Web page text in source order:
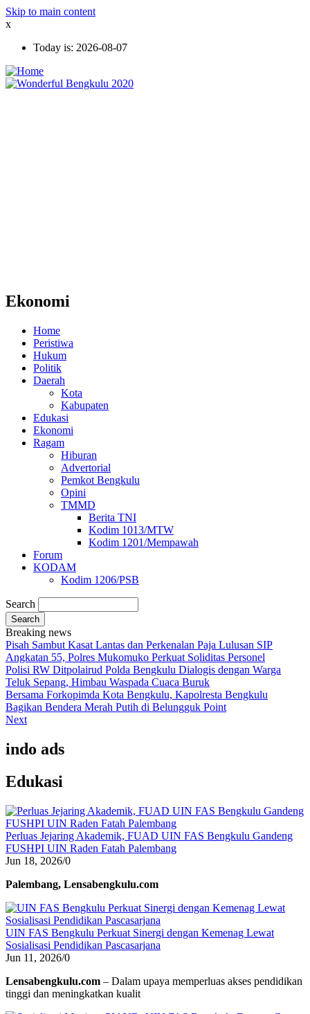
Skip to main content
x
Today is: 2026-08-07
Ekonomi
Home
Peristiwa
Hukum
Politik
Daerah
Kota
Kabupaten
Edukasi
Ekonomi
Ragam
Hiburan
Advertorial
Pemkot Bengkulu
Opini
TMMD
Berita TNI
Kodim 1013/MTW
Kodim 1201/Mempawah
Forum
KODAM
Kodim 1206/PSB
Search
Breaking news
Pisah Sambut Kasat Lantas dan Perkenalan Paja Lulusan SIP
Angkatan 55, Polres Mukomuko Perkuat Soliditas Personel
Polisi RW Ditpolairud Polda Bengkulu Dialogis dengan Warga
Teluk Sepang, Himbau Waspada Cuaca Buruk
Bersama Forkopimda Kota Bengkulu, Kapolresta Bengkulu
Bagikan Bendera Merah Putih di Belungguk Point
Next
indo ads
Edukasi
Perluas Jejaring Akademik, FUAD UIN FAS Bengkulu Gandeng
FUSHPI UIN Raden Fatah Palembang
Jun 18, 2026/0
Palembang, Lensabengkulu.com
UIN FAS Bengkulu Perkuat Sinergi dengan Kemenag Lewat
Sosialisasi Pendidikan Pascasarjana
Jun 11, 2026/0
Lensabengkulu.com – Dalam upaya memperluas akses pendidikan
tinggi dan meningkatkan kualit